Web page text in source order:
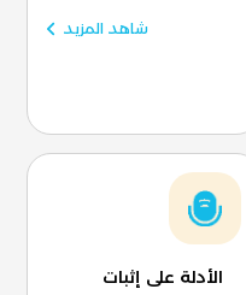
شاهد المزيد
الأدلة على إثبات